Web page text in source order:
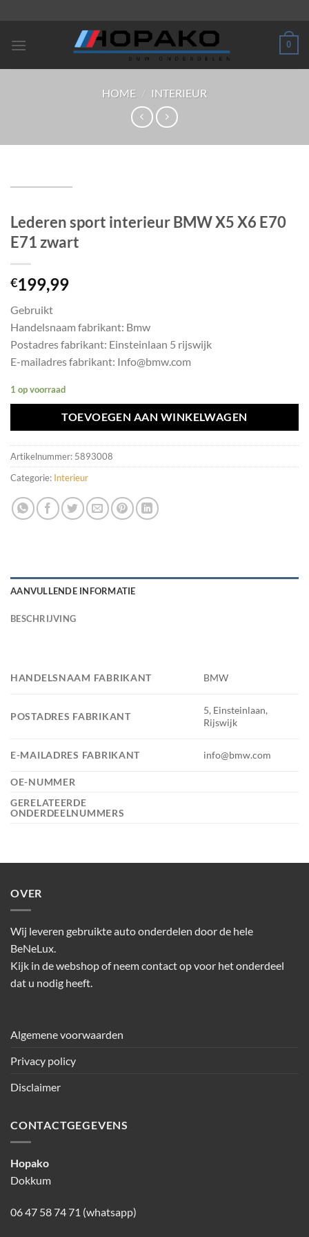
inhoud
0
HOME / INTERIEUR
Lederen sport interieur BMW X5 X6 E70
E71 zwart
€199,99
Gebruikt
Handelsnaam fabrikant: Bmw
Postadres fabrikant: Einsteinlaan 5 rijswijk
E-mailadres fabrikant: Info@bmw.com
1 op voorraad
TOEVOEGEN AAN WINKELWAGEN
Artikelnummer: 5893008
Categorie: Interieur
AANVULLENDE INFORMATIE
BESCHRIJVING
HANDELSNAAM FABRIKANT BMW
POSTADRES FABRIKANT
5, Einsteinlaan,
Rijswijk
E-MAILADRES FABRIKANT info@bmw.com
OE-NUMMER
GERELATEERDE
ONDERDEELNUMMERS
OVER
Wij leveren gebruikte auto onderdelen door de hele
BeNeLux.
Kijk in de webshop of neem contact op voor het onderdeel
dat u nodig heeft.
Algemene voorwaarden
Privacy policy
Disclaimer
CONTACTGEGEVENS
Hopako
Dokkum
06 47 58 74 71 (whatsapp)